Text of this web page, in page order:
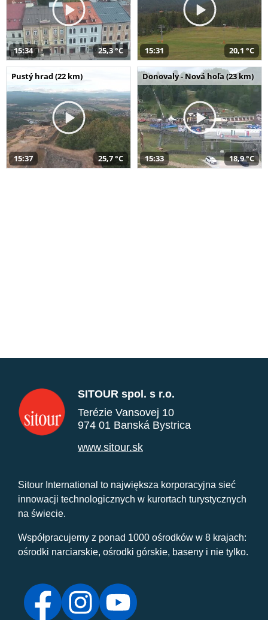
15:34 25,3 °C 15:31 20,1 °C
Pustý hrad (22 km)
15:37 25,7 °C
Donovaly - Nová hoľa (23 km)
15:33 18,9 °C
SITOUR spol. s r.o.
Terézie Vansovej 10
974 01 Banská Bystrica
www.sitour.sk
Sitour International to największa korporacyjna sieć
innowacji technologicznych w kurortach turystycznych
na świecie.
Współpracujemy z ponad 1000 ośrodków w 8 krajach:
ośrodki narciarskie, ośrodki górskie, baseny i nie tylko.